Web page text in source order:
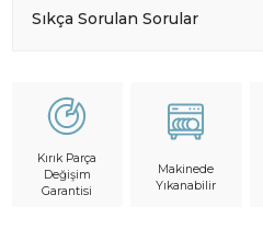
Sıkça Sorulan Sorular
Kırık Parça
Değişim
Garantisi
Makinede
Yıkanabilir